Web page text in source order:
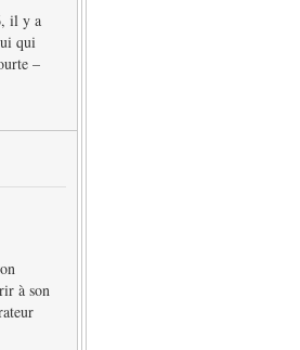
il y a
qui
–
à son